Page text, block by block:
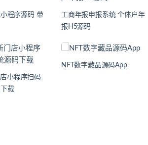
程序源码 带
工商年报申报系统 个体户年
报H5源码
小程序扫码
载
NFT数字藏品源码App